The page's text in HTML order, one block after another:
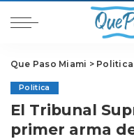
Que Paso Miami > Politica
Politica
El Tribunal
primer arma